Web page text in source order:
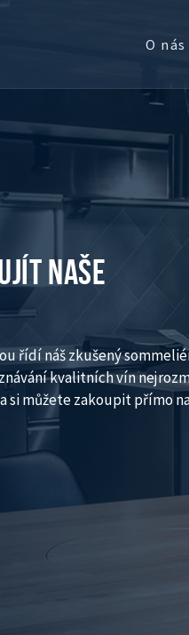
O nás
NAŠE
řídí náš zkušený
kvalitních vín
si můžete zakoupit přímo